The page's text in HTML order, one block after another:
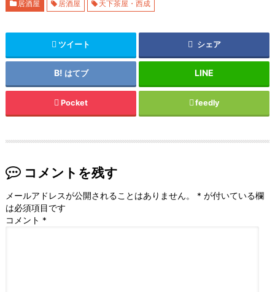
居酒屋 居酒屋 天下茶屋・西成
ツイート シェア
はてブ
Pocket feedly
コメントを残す
メールアドレスが公開されることはありません。 * が付いている欄
は必須項目です
コメント *